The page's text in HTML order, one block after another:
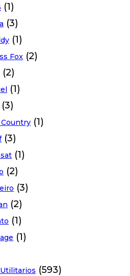
(1)
(3)
(1)
Fox (2)
(2)
(1)
(3)
Country (1)
(3)
(1)
(2)
(3)
(2)
(1)
(1)
(593)